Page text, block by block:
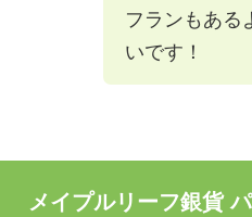
フランもある
いです！
メイプルリーフ銀貨